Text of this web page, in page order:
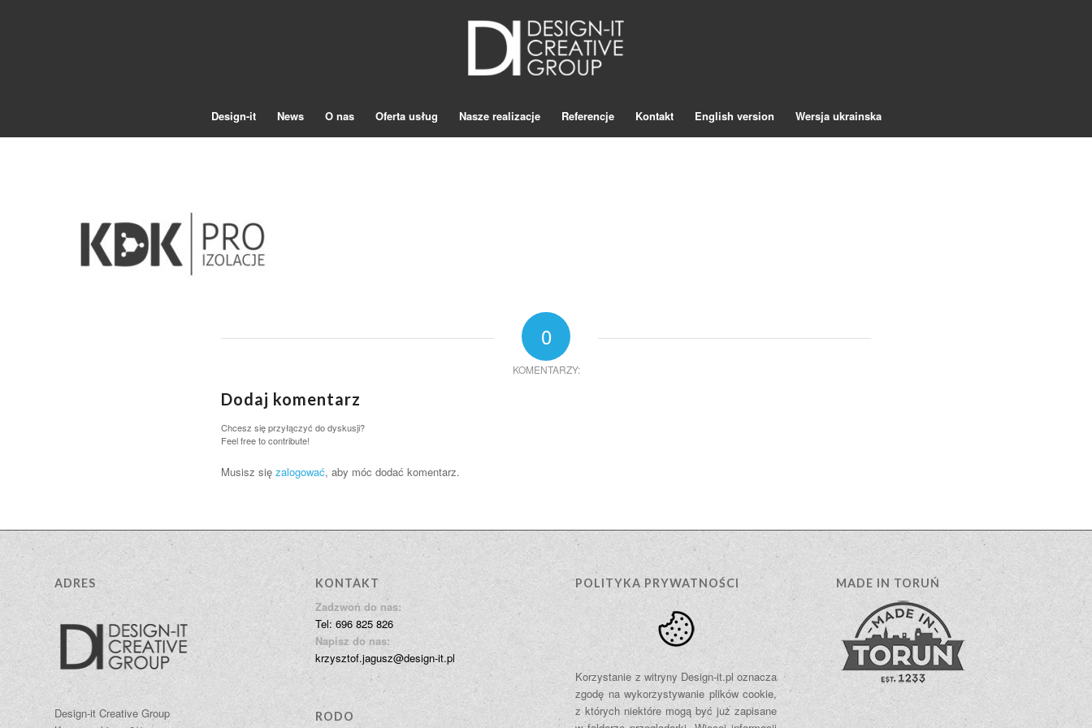
Design-it News O nas Oferta usług Nasze realizacje Referencje Kontakt English version Wersja ukrainska
0
KOMENTARZY:
Dodaj komentarz
Chcesz się przyłączyć do dyskusji?
Feel free to contribute!
Musisz się zalogować, aby móc dodać komentarz.
ADRES
Design-it Creative Group
KONTAKT
Zadzwoń do nas:
Tel: 696 825 826
Napisz do nas:
krzysztof.jagusz@design-it.pl
RODO
POLITYKA PRYWATNOŚCI
Korzystanie z witryny Design-it.pl oznacza
zgodę na wykorzystywanie plików cookie,
z których niektóre mogą być już zapisane
MADE IN TORUŃ